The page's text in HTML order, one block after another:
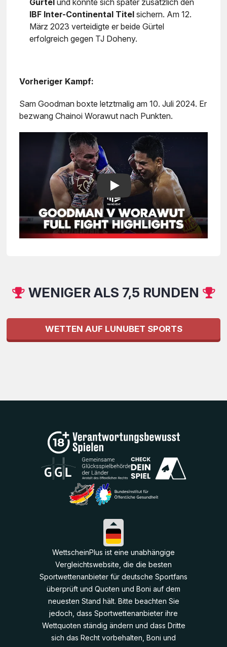
Gürtel und konnte sich später zusätzlich den
IBF Inter-Continental Titel sichern. Am 12.
März 2023 verteidigte er beide Gürtel
erfolgreich gegen TJ Doheny.
Vorheriger Kampf:
Sam Goodman boxte letztmalig am 10. Juli 2024. Er
bezwang Chainoi Worawut nach Punkten.
Play
WENIGER ALS 7,5 RUNDEN
WETTEN AUF LUNUBET SPORTS
WettscheinPlus ist eine unabhängige
Vergleichtswebsite, die die besten
Sportwettenanbieter für deutsche Sportfans
überprüft und Quoten und Boni auf dem
neuesten Stand hält. Bitte beachten Sie
jedoch, dass Sportwettenanbieter ihre
Wettquoten ständig ändern und dass Dritte
sich das Recht vorbehalten, Boni und